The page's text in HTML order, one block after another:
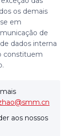
os demais
em
de
dados interna
constituem
aos nossos